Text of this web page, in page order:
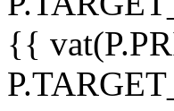
{{